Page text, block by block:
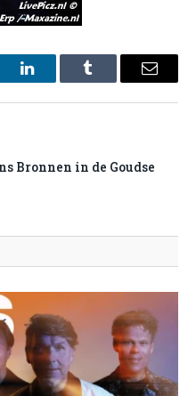
LinkedInTumblr Email
Bronnen in de Goudse